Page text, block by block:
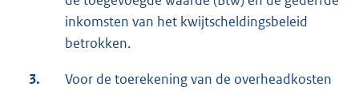
inkomsten van het kwijtscheldingsbeleid
betrokken.
3.
Voor de toerekening van de overheadkosten